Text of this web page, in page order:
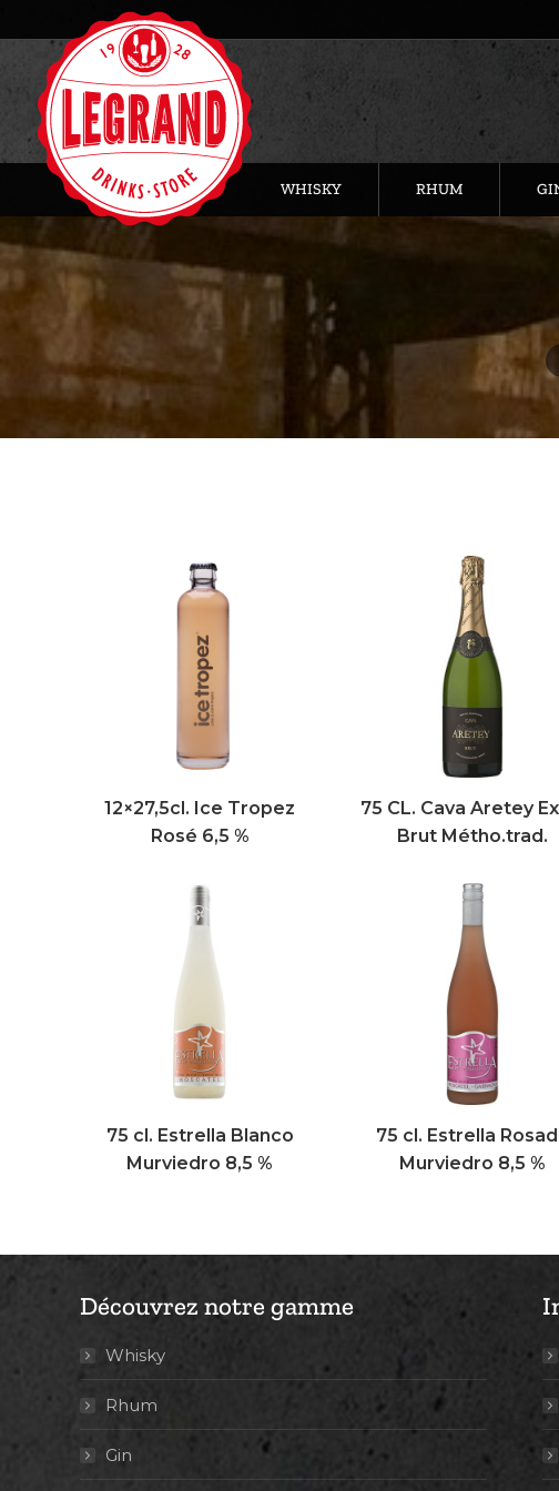
WHISKY RHUM
12×27,5cl. Ice Tropez
Rosé 6,5 %
75 CL. Cava Aretey
Brut Métho.trad.
75 cl. Estrella Blanco
Murviedro 8,5 %
75 cl. Estrella
Murviedro 8,5 %
Découvrez notre gamme
Whisky
Rhum
Gin